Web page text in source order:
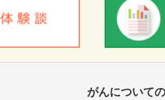
がんについて